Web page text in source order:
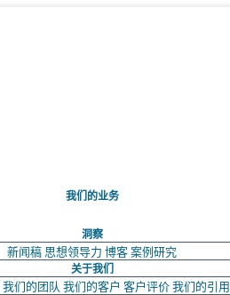
我们的业务
洞察
新闻稿 思想领导力 博客案例研究
关于我们
我们的团队 我们的客户 客户评价我们的引用